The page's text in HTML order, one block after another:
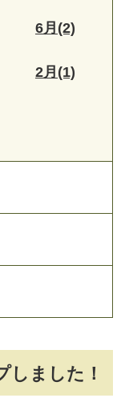
しました！
6月(2)
2月(1)